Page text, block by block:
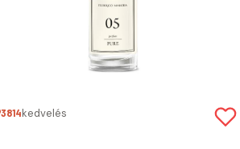
3814kedvelés